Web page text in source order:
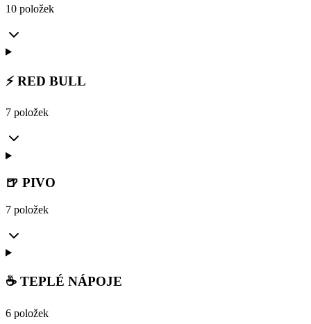
10 položek
⚡ RED BULL
7 položek
🍺 PIVO
7 položek
☕ TEPLÉ NÁPOJE
6 položek